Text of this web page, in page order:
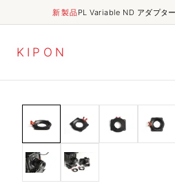
新製品PL Variable ND アダプタ
K I P O N
HOME SHOP